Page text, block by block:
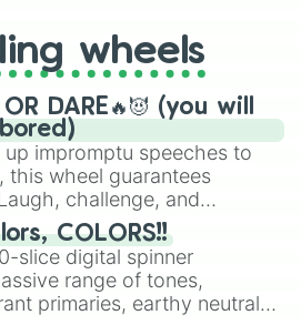
your long-lost Twister
you will find many handy
wheels here.
wheels
OR DARE🔥😈 (you will
up impromptu speeches to
this wheel guarantees
challenge, and
of your friends. Who's
COLORS!!
slice digital spinner
range of tones,
primaries, earthy neutrals,